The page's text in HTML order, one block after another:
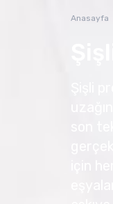
Anasayfa